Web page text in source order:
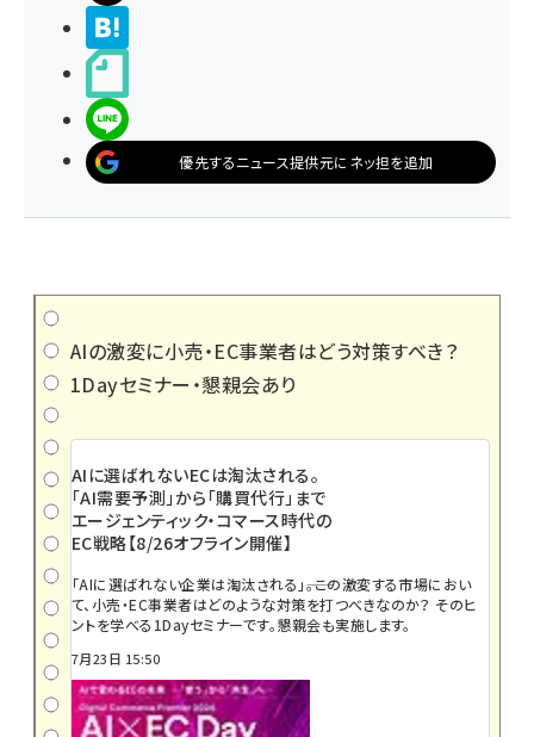
優先するニュース提供元にネッ担を追加
AIの激変に小売・EC事業者はどう対策すべき？
1Dayセミナー・懇親会あり
AIに選ばれないECは淘汰される。
「AI需要予測」から「購買代行」まで
エージェンティック・コマース時代の
EC戦略【8/26オフライン開催】
「AIに選ばれない企業は淘汰される」――。この激変する市場におい
て、小売・EC事業者はどのような対策を打つべきなのか？ そのヒ
ントを学べる1Dayセミナーです。懇親会も実施します。
7月23日 15:50